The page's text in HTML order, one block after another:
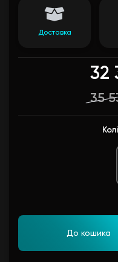
32
35
До кошика
Доставка